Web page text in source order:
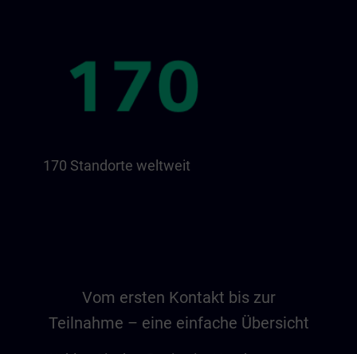
170 Standorte weltweit
Vom ersten Kontakt bis zur
Teilnahme – eine einfache Übersicht